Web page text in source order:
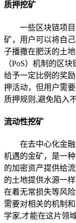
质押挖矿
一些区块链项
矿，用户可以将自
子播撒在肥沃的土
（PoS）机制的区
给予一定比例的奖
押活动，但用户需
质押规则,避免陷入
流动性挖矿
在去中心化金
机遇的金矿，是一
的加密资产提供给
的土地提供水源一
在着无常损失等风
需要对相关的机制
学家,才能在这片领